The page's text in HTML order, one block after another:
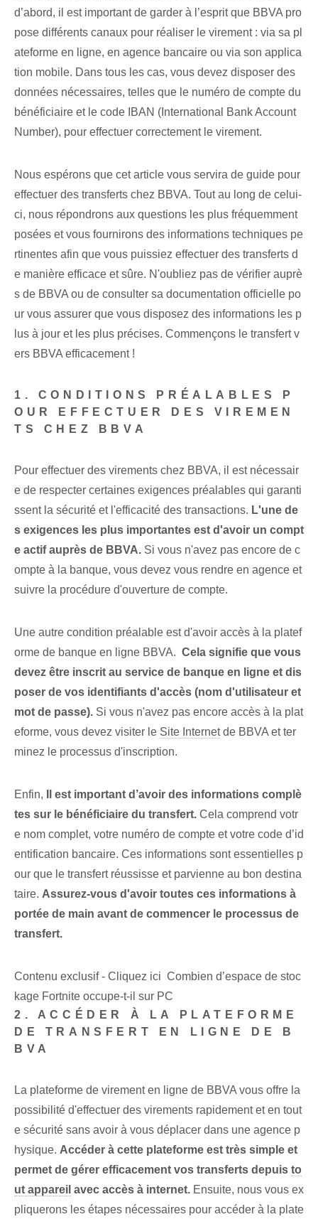
d’abord, il est important de garder à l’esprit que BBVA pro
pose différents canaux pour réaliser le virement : via sa pl
ateforme en ligne, en agence bancaire ou via son applica
tion mobile. Dans⁢ tous⁢ les cas, vous devez disposer des
‌données⁢ nécessaires, telles que le numéro de compte du
bénéficiaire et le code IBAN (International Bank Account
Number), ⁤pour ⁢effectuer correctement le virement.
Nous espérons que cet article vous servira de guide pour
effectuer des transferts chez BBVA. Tout au long de celui-
ci, nous répondrons aux questions les plus fréquemment
posées et vous fournirons des informations techniques pe
rtinentes afin que vous puissiez effectuer des transferts d
e manière efficace et sûre. N'oubliez pas de vérifier auprè
s de BBVA ou de consulter sa documentation officielle po
ur vous assurer que vous disposez des informations les p
lus à jour et les plus précises. Commençons le transfert v
ers BBVA efficacement !
1. CONDITIONS PRÉALABLES P
OUR EFFECTUER DES VIREMEN
TS CHEZ BBVA
Pour effectuer des virements chez BBVA, il est nécessair
e de respecter certaines exigences préalables qui garanti
ssent la sécurité et l'efficacité des transactions. L'une de
s exigences les plus importantes‌ est d'avoir un compt
e actif⁢ auprès de BBVA. Si vous n'avez pas encore de c
ompte à la banque, vous devez vous rendre en agence et
suivre la procédure d'ouverture de compte.
Une autre condition préalable est d'avoir ‌accès‍ à la platef
orme de banque en ligne BBVA. ⁤ Cela signifie que vous
devez être inscrit au service de banque en ligne et dis
poser de vos identifiants d'accès (nom d'utilisateur et
mot de passe). Si vous n'avez pas encore accès à la plat
eforme, vous devez visiter le Site Internetde⁢ BBVA⁢ et ter
minez le processus d'inscription.
Enfin,
Il est important d’avoir des informations complè
tes sur le bénéficiaire du transfert. Cela comprend votr
e nom complet, votre numéro de compte et votre code d’id
entification bancaire. Ces informations sont essentielles p
our que le transfert réussisse et parvienne au bon destina
taire. Assurez-vous d'avoir toutes ces informations à
portée de main avant de commencer le processus de
transfert.
Contenu exclusif - Cliquez ici Combien d’espace de stoc
kage Fortnite occupe-t-il sur PC
2. ACCÉDER À LA PLATEFORME
DE TRANSFERT EN LIGNE DE B
BVA
La plateforme de virement en ligne de BBVA vous offre la
possibilité d'effectuer des virements rapidement et en tout
e sécurité sans avoir à vous déplacer dans une agence p
hysique. Accéder à cette plateforme⁤ est très ⁤simple‌ et
permet de ‌gérer efficacement vos transferts depuis to
ut appareil avec accès à internet. Ensuite, nous vous ex
pliquerons les étapes nécessaires pour accéder à la plate